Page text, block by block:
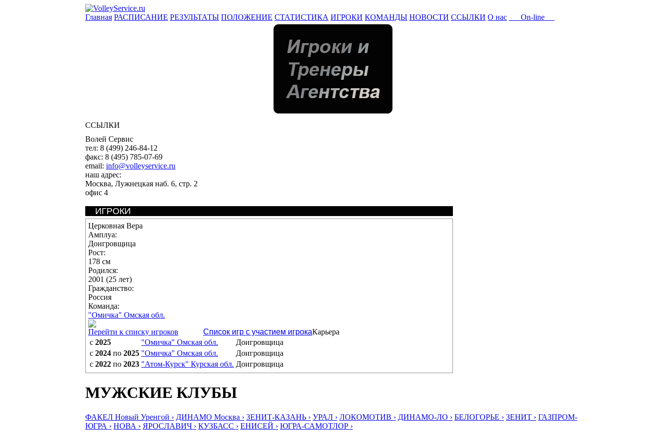
Главная РАСПИСАНИЕ РЕЗУЛЬТАТЫ ПОЛОЖЕНИЕ СТАТИСТИКА ИГРОКИ КОМАНДЫ НОВОСТИ ССЫЛКИ О нас On-line
ССЫЛКИ
Волей Сервис
тел: 8 (499) 246-84-12
факс: 8 (495) 785-07-69
email: info@volleyservice.ru
наш адрес:
Москва, Лужнецкая наб. 6, стр. 2
офис 4
ИГРОКИ
Церковная Вера
Амплуа:
Доигровщица
Рост:
178 см
Родился:
2001 (25 лет)
Гражданство:
Россия
Команда:
"Омичка" Омская обл.
Перейти к списку игроков
Список игр с участием игрокаКарьера
с 2025 "Омичка" Омская обл.
Доигровщица
с 2024 по 2025 "Омичка" Омская обл.
Доигровщица
с 2022 по 2023 "Атом-Курск" Курская обл. Доигровщица
МУЖСКИЕ КЛУБЫ
ФАКЕЛ Новый Уренгой › ДИНАМО Москва › ЗЕНИТ-КАЗАНЬ › УРАЛ › ЛОКОМОТИВ › ДИНАМО-ЛО › БЕЛОГОРЬЕ › ЗЕНИТ › ГАЗПРОМ-
ЮГРА › НОВА › ЯРОСЛАВИЧ › КУЗБАСС › ЕНИСЕЙ › ЮГРА-САМОТЛОР ›